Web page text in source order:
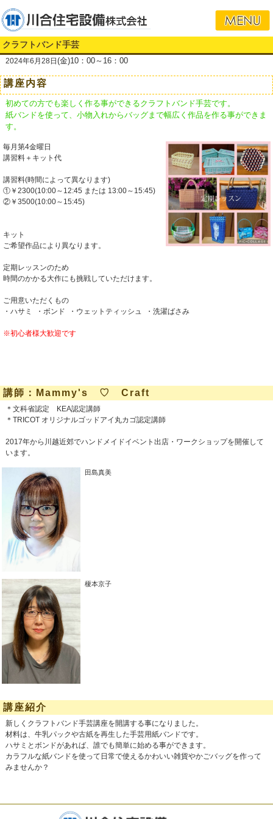
クラフトバンド手芸
2024年6月28日(金)10：00～16：00
講座内容
初めての方でも楽しく作る事ができるクラフトバンド手芸です。
紙バンドを使って、小物入れからバッグまで幅広く作品を作る事ができま
す。
毎月第4金曜日
講習料＋キット代
講習料(時間によって異なります)
①￥2300(10:00～12:45 または 13:00～15:45)
②￥3500(10:00～15:45)
キット
ご希望作品により異なります。
定期レッスンのため
時間のかかる大作にも挑戦していただけます。
ご用意いただくもの
・ハサミ ・ボンド ・ウェットティッシュ ・洗濯ばさみ
※初心者様大歓迎です
講師：Mammy's ♡ Craft
＊文科省認定 KEA認定講師
＊TRICOT オリジナルゴッドアイ丸カゴ認定講師
2017年から川越近郊でハンドメイドイベント出店・ワークショップを開催して
います。
田島真美
榎本京子
講座紹介
新しくクラフトバンド手芸講座を開講する事になりました。
材料は、牛乳パックや古紙を再生した手芸用紙バンドです。
ハサミとボンドがあれば、誰でも簡単に始める事ができます。
カラフルな紙バンドを使って日常で使えるかわいい雑貨やかごバッグを作って
みませんか？